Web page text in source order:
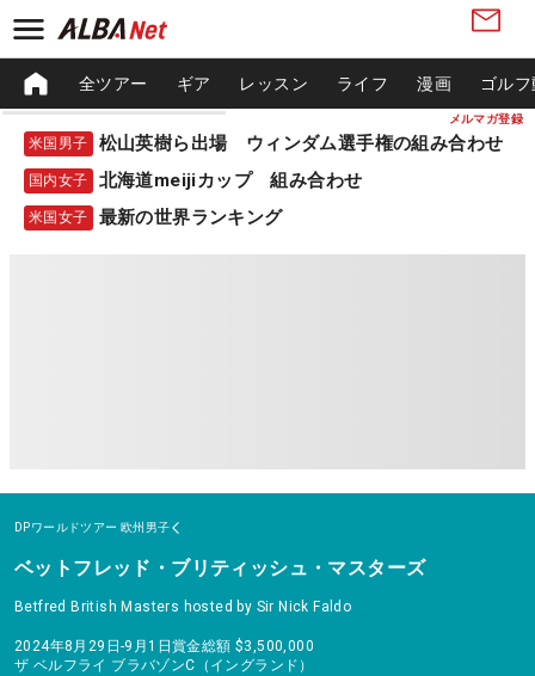
メルマガ登録
全ツアー ギア レッスン ライフ 漫画 ゴル
米国男子 松山英樹ら出場 ウィンダム選手権の組み合わせ
国内女子 北海道meijiカップ 組み合わせ
米国女子 最新の世界ランキング
DPワールドツアー 欧州男子
ベットフレッド・ブリティッシュ・マスターズ
Betfred British Masters hosted by Sir Nick Faldo
2024年8月29日-9月1日賞金総額 $3,500,000
ザ ベルフライ ブラバゾンC（イングランド）